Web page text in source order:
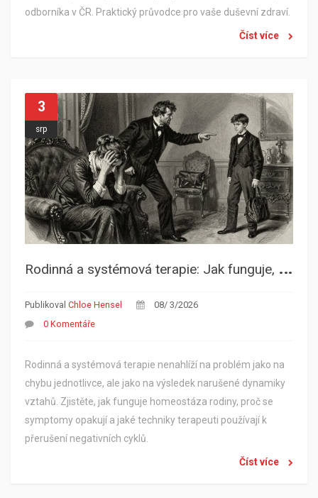
odborníka v ČR. Praktický průvodce pro vaše duševní zdraví.
Číst více
3
srp
R
odinná a systémová terapie: Jak funguje, kdy ji využít a co od ní očekávat
Publikoval Chloe Hensel
08/ 3/2026
0 Komentáře
Rodinná a systémová terapie nenahlíží na problém jako na
chybu jednotlivce, ale jako na výsledek narušené dynamiky
vztahů. Zjistěte, jak funguje homeostáza rodiny, proč se
symptomy opakují a jaké techniky terapeuti používají k
přerušení negativních cyklů.
Číst více